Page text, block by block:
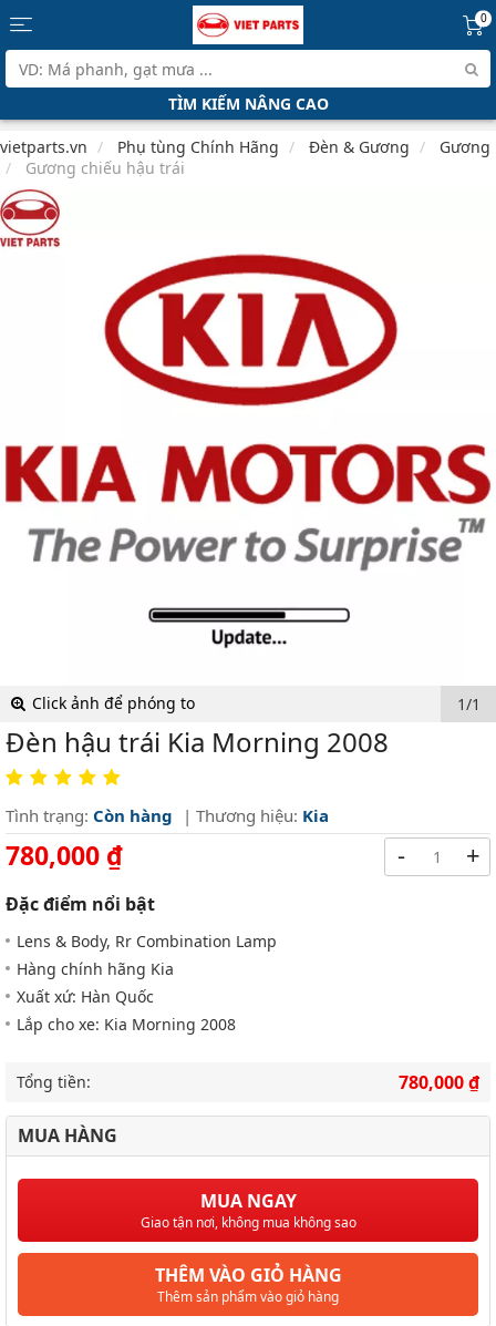
0
TÌM KIẾM NÂNG CAO
vietparts.vn Phụ tùng Chính Hãng Đèn & Gương
Gương
Gương chiếu hậu trái
Click ảnh để phóng to 1/1
Đèn hậu trái Kia Morning 2008
Tình trạng: Còn hàng | Thương hiệu: Kia
780,000 ₫
Đặc điểm nổi bật
Lens & Body, Rr Combination Lamp
Hàng chính hãng Kia
Xuất xứ: Hàn Quốc
Lắp cho xe: Kia Morning 2008
- +
Tổng tiền: 780,000 ₫
MUA HÀNG
MUA NGAY
Giao tận nơi, không mua không sao
THÊM VÀO GIỎ HÀNG
Thêm sản phẩm vào giỏ hàng